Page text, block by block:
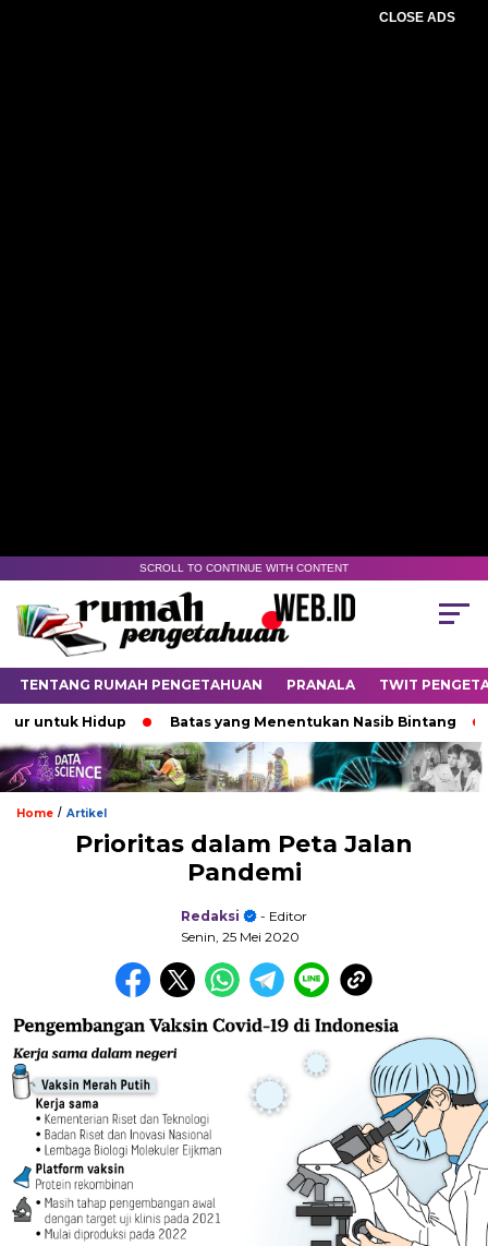
CLOSE ADS
SCROLL TO CONTINUE WITH CONTENT
TENTANG RUMAH PENGETAHUAN PRANALA TWIT
Hidup Batas yang Menentukan Nasib Bintang
Home / Artikel
Prioritas dalam Peta Jalan
Pandemi
Redaksi
- Editor
Senin, 25 Mei 2020